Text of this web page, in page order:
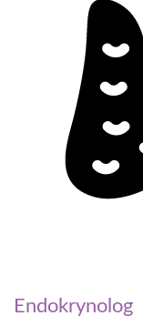
Endokrynolog